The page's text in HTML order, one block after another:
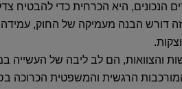
הנכונים, היא הכרחית כדי להבטיח
דורש הבנה מעמיקה של החוק, עמידה
והצוואות, הם לב ליבה של העשייה
הרגשית והמשפטית הכרוכה